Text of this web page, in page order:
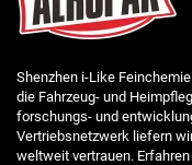
Shenzhen i-Like
die Fahrzeug- und
forschungs- und
Vertriebsnetzwerk liefern
weltweit vertrauen. Erfahren